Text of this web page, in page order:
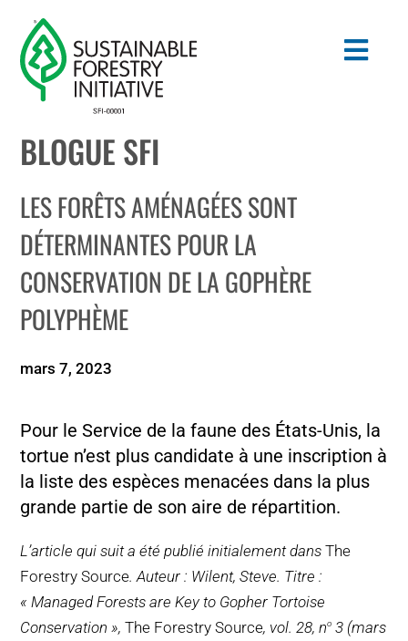
content
Search
NORMES
CONSERVATION
COMMUNAUTÉ
ÉDUCATION
POURQUOI C’EST IMPORTANT
QUI NOUS SOMMES
CERTIFICATS SFI
SFI LABELS
BLOGUE SFI
LES FORÊTS AMÉNAGÉES SONT
DÉTERMINANTES POUR LA
CONSERVATION DE LA GOPHÈRE
POLYPHÈME
mars 7, 2023
Pour le Service de la faune des États-Unis, la
tortue n’est plus candidate à une inscription à
la liste des espèces menacées dans la plus
grande partie de son aire de répartition.
L’article qui suit a été publié initialement dansThe
Forestry Source. Auteur : Wilent, Steve. Titre :
« Managed Forests are Key to Gopher Tortoise
Conservation »,The Forestry Source, vol. 28, no 3 (mars